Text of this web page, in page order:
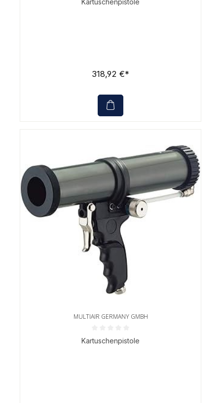
Kartuschenpistole
318,92 €*
MULTIAIR GERMANY GMBH
Durchschnittliche Bewertung von 0 von 5 Sternen
Kartuschenpistole